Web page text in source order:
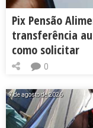
Pix Pensão
transferência
como solicitar
0
7 de agosto de 2026